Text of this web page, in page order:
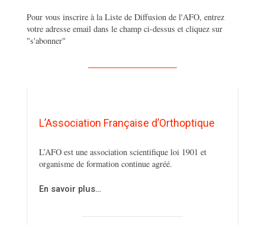
Pour vous inscrire à la Liste de Diffusion de l'AFO, entrez
votre adresse email dans le champ ci-dessus et cliquez sur
"s'abonner"
L’Association Française d’Orthoptique
L’AFO est une association scientifique loi 1901 et
organisme de formation continue agréé.
En savoir plus…